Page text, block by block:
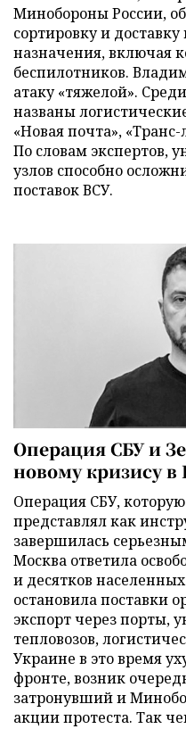
Минобороны России,
сортировку и доставку
назначения, включая
беспилотников.
атаку «тяжелой».
названы
«Новая почта»,
По словам экспертов,
узлов способно
поставок ВСУ.
Операция СБУ и
новому кризису в
Операция СБУ,
представлял как
завершилась
Москва ответила
и десятков
остановила поставки
экспорт через порты,
тепловозов,
Украине в это время
фронте, возник
затронувший и
акции протеста. Так